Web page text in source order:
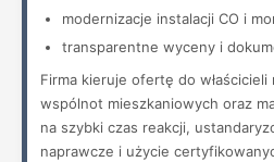
modernizacje instalacji CO i
transparentne wyceny i
Firma kieruje ofertę do właścicieli
wspólnot mieszkaniowych oraz
na szybki czas reakcji,
naprawcze i użycie